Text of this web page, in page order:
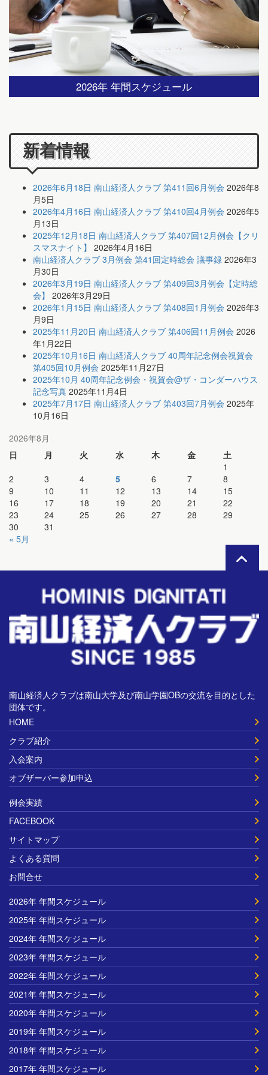
2026年 年間スケジュール
新着情報
2026年6月18日 南山経済人クラブ 第411回6月例会 2026年8
月5日
2026年4月16日 南山経済人クラブ 第410回4月例会 2026年5
月13日
2025年12月18日 南山経済人クラブ 第407回12月例会【クリ
スマスナイト】 2026年4月16日
南山経済人クラブ 3月例会 第41回定時総会 議事録 2026年3
月30日
2026年3月19日 南山経済人クラブ 第409回3月例会【定時総
会】 2026年3月29日
2026年1月15日 南山経済人クラブ 第408回1月例会 2026年3
月9日
2025年11月20日 南山経済人クラブ 第406回11月例会 2026
年1月22日
2025年10月16日 南山経済人クラブ 40周年記念例会祝賀会
第405回10月例会 2025年11月27日
2025年10月 40周年記念例会・祝賀会@ザ・コンダーハウス
記念写真 2025年11月4日
2025年7月17日 南山経済人クラブ 第403回7月例会 2025年
10月16日
2026年8月
日
月 火 水 木 金
土
1
2
3 4 5 6 7
8
9
10 11 12 13 14
15
16
17 18 19 20 21
22
23
24 25 26 27 28
29
30
31
« 5月
南山経済人クラブは南山大学及び南山学園OBの交流を目的とした
団体です。
HOME
クラブ紹介
入会案内
オブザーバー参加申込
例会実績
FACEBOOK
サイトマップ
よくある質問
お問合せ
2026年 年間スケジュール
2025年 年間スケジュール
2024年 年間スケジュール
2023年 年間スケジュール
2022年 年間スケジュール
2021年 年間スケジュール
2020年 年間スケジュール
2019年 年間スケジュール
2018年 年間スケジュール
2017年 年間スケジュール